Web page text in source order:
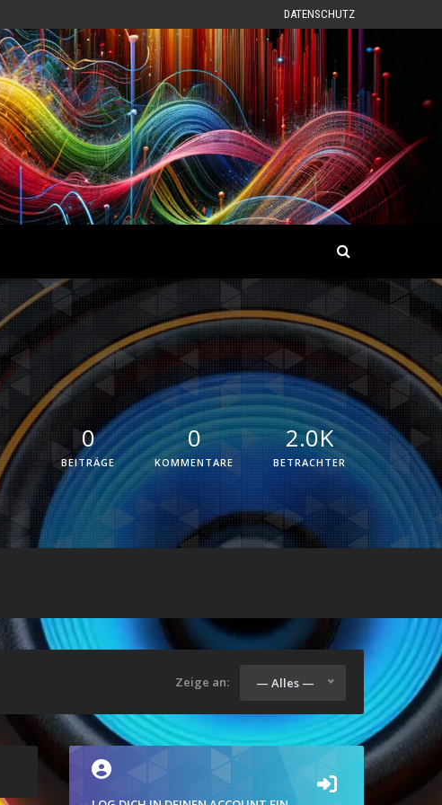
DATENSCHUTZ
0
BEITRÄGE
0
KOMMENTARE
2.0K
BETRACHTER
Zeige an: — Alles —